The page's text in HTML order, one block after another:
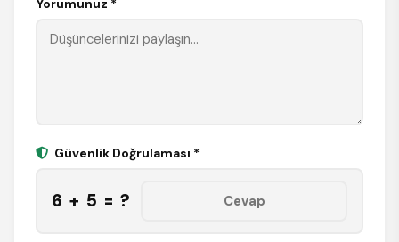
Yorumunuz *
Güvenlik Doğrulaması *
6 + 5 = ?